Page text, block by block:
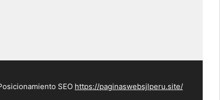
SEO https://paginaswebsjlperu.site/